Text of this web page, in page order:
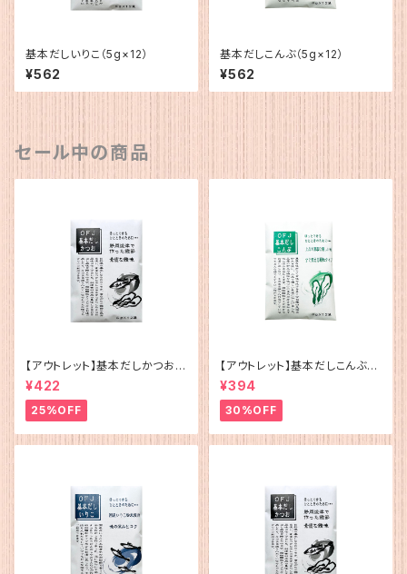
基本だしいりこ（5g×12）
¥562
基本だしこんぶ（5g×12）
¥562
セール中の商品
【アウトレット】基本だしかつお
（5g×12）
¥422
25%OFF
【アウトレット】基本だしこんぶ（5
g×12）
¥394
30%OFF